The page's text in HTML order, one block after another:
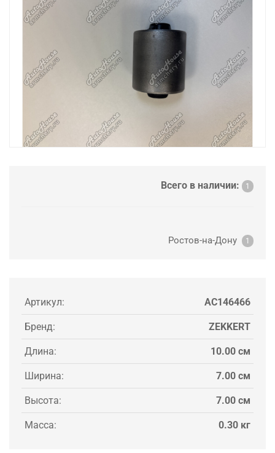
Всего в наличии: 1
Ростов-на-Дону 1
Артикул: AC146466
Бренд: ZEKKERT
Длина: 10.00 см
Ширина: 7.00 см
Высота: 7.00 см
Масса: 0.30 кг